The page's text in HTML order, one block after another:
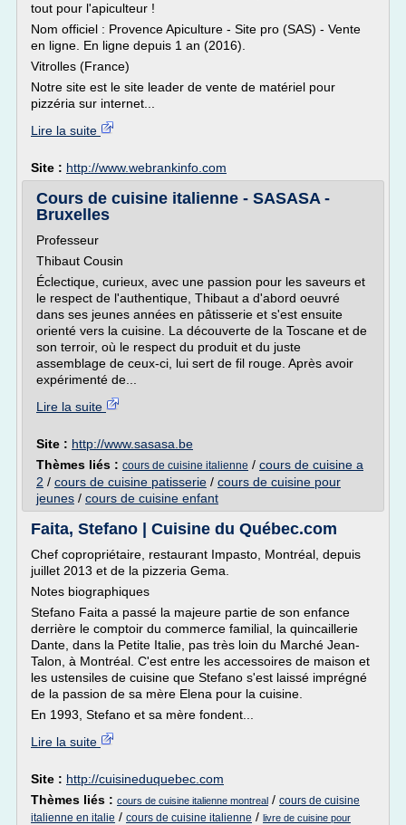
tout pour l'apiculteur !
Nom officiel : Provence Apiculture - Site pro (SAS) - Vente
en ligne. En ligne depuis 1 an (2016).
Vitrolles (France)
Notre site est le site leader de vente de matériel pour
pizzéria sur internet...
Lire la suite
Site : http://www.webrankinfo.com
Cours de cuisine italienne - SASASA -
Bruxelles
Professeur
Thibaut Cousin
Éclectique, curieux, avec une passion pour les saveurs et
le respect de l'authentique, Thibaut a d'abord oeuvré
dans ses jeunes années en pâtisserie et s'est ensuite
orienté vers la cuisine. La découverte de la Toscane et de
son terroir, où le respect du produit et du juste
assemblage de ceux-ci, lui sert de fil rouge. Après avoir
expérimenté de...
Lire la suite
Site : http://www.sasasa.be
Thèmes liés : cours de cuisine italienne / cours de cuisine a
2 / cours de cuisine patisserie / cours de cuisine pour
jeunes / cours de cuisine enfant
Faita, Stefano | Cuisine du Québec.com
Chef copropriétaire, restaurant Impasto, Montréal, depuis
juillet 2013 et de la pizzeria Gema.
Notes biographiques
Stefano Faita a passé la majeure partie de son enfance
derrière le comptoir du commerce familial, la quincaillerie
Dante, dans la Petite Italie, pas très loin du Marché Jean-
Talon, à Montréal. C'est entre les accessoires de maison et
les ustensiles de cuisine que Stefano s'est laissé imprégné
de la passion de sa mère Elena pour la cuisine.
En 1993, Stefano et sa mère fondent...
Lire la suite
Site : http://cuisineduquebec.com
Thèmes liés : cours de cuisine italienne montreal / cours de cuisine
italienne en italie / cours de cuisine italienne / livre de cuisine pour